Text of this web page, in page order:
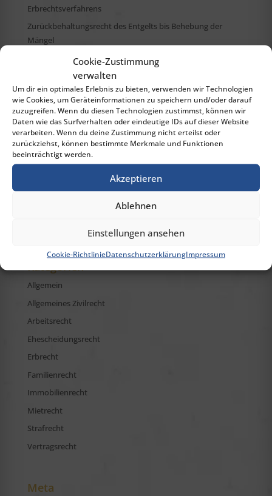
Cookie-Zustimmung
verwalten
Um dir ein optimales Erlebnis zu bieten, verwenden wir Technologien
wie Cookies, um Geräteinformationen zu speichern und/oder darauf
zuzugreifen. Wenn du diesen Technologien zustimmst, können wir
Daten wie das Surfverhalten oder eindeutige IDs auf dieser Website
verarbeiten. Wenn du deine Zustimmung nicht erteilst oder
zurückziehst, können bestimmte Merkmale und Funktionen
beeinträchtigt werden.
Akzeptieren
Ablehnen
Einstellungen ansehen
Cookie-RichtlinieDatenschutzerklärungImpressum
Erbrechtsverfahrens
Zurückbehaltungsrecht des Entgelts bis Behebung der
Mängel
September 2022
Februar 2022
Dezember 2021
Juli 2021
Juli 2020
Kategorien
Allgemein
Allgemeines Zivilrecht
Arbeitsrecht
Ehescheidungsrecht
Erbrecht
Familienrecht
Immobilienrecht
Mietrecht
Strafrecht
Vertragsrecht
Meta